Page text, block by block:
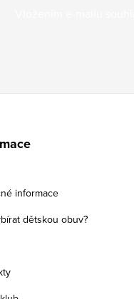
informace
dětskou obuv?